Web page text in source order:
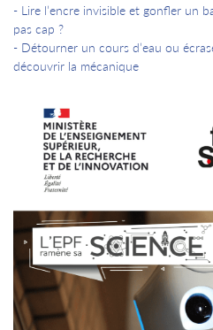
- Lire l’encre invisible et gonfler un
pas cap ?
- Détourner un cours d’eau ou
découvrir la mécanique